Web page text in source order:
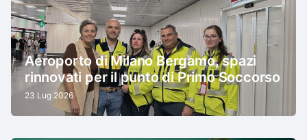
Aeroporto di Milano Bergamo, spazi
rinnovati per il punto di Primo Soccorso
23 Lug 2026